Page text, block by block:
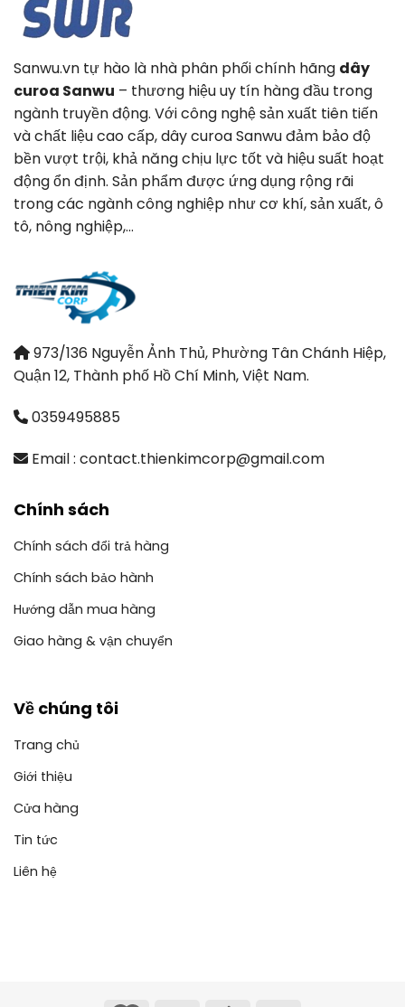
Sanwu.vn tự hào là nhà phân phối chính hãng dây
curoa Sanwu – thương hiệu uy tín hàng đầu trong
ngành truyền động. Với công nghệ sản xuất tiên tiến
và chất liệu cao cấp, dây curoa Sanwu đảm bảo độ
bền vượt trội, khả năng chịu lực tốt và hiệu suất hoạt
động ổn định. Sản phẩm được ứng dụng rộng rãi
trong các ngành công nghiệp như cơ khí, sản xuất, ô
tô, nông nghiệp,…
973/136 Nguyễn Ảnh Thủ, Phường Tân Chánh Hiệp,
Quận 12, Thành phố Hồ Chí Minh, Việt Nam.
0359495885
Email : contact.thienkimcorp@gmail.com
Chính sách
Chính sách đổi trả hàng
Chính sách bảo hành
Hướng dẫn mua hàng
Giao hàng & vận chuyển
Về chúng tôi
Trang chủ
Giới thiệu
Cửa hàng
Tin tức
Liên hệ